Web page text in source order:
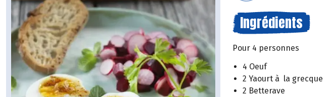
Ingrédients
Pour 4 personnes
4 Oeuf
2 Yaourt à la grecque
2 Betterave